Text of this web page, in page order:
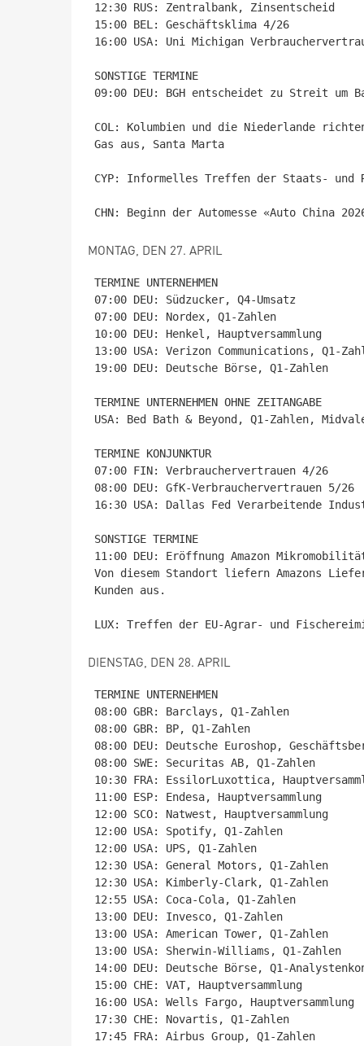
12:30 RUS: Zentralbank, Zinsentscheid
15:00 BEL: Geschäftsklima 4/26
16:00 USA: Uni Michigan
SONSTIGE TERMINE
09:00 DEU: BGH entscheidet zu Streit um
COL: Kolumbien und die Niederlande
Gas aus, Santa Marta
CYP: Informelles Treffen der Staats- und
MONTAG, DEN 27. APRIL
TERMINE UNTERNEHMEN
07:00 DEU: Südzucker, Q4-Umsatz
07:00 DEU: Nordex, Q1-Zahlen
10:00 DEU: Henkel, Hauptversammlung
13:00 USA: Verizon Communications, Q1-
19:00 DEU: Deutsche Börse, Q1-Zahlen
TERMINE UNTERNEHMEN OHNE ZEITANGABE
USA: Bed Bath & Beyond, Q1-Zahlen,
TERMINE KONJUNKTUR
07:00 FIN: Verbrauchervertrauen 4/26
08:00 DEU: GfK-Verbrauchervertrauen 5/26
16:30 USA: Dallas Fed Verarbeitende
SONSTIGE TERMINE
11:00 DEU: Eröffnung Amazon
Von diesem Standort liefern Amazons
Kunden aus.
DIENSTAG, DEN 28. APRIL
TERMINE UNTERNEHMEN
08:00 GBR: Barclays, Q1-Zahlen
08:00 GBR: BP, Q1-Zahlen
08:00 DEU: Deutsche Euroshop,
08:00 SWE: Securitas AB, Q1-Zahlen
10:30 FRA: EssilorLuxottica,
11:00 ESP: Endesa, Hauptversammlung
12:00 SCO: Natwest, Hauptversammlung
12:00 USA: Spotify, Q1-Zahlen
12:00 USA: UPS, Q1-Zahlen
12:30 USA: General Motors, Q1-Zahlen
12:30 USA: Kimberly-Clark, Q1-Zahlen
12:55 USA: Coca-Cola, Q1-Zahlen
13:00 DEU: Invesco, Q1-Zahlen
13:00 USA: American Tower, Q1-Zahlen
13:00 USA: Sherwin-Williams, Q1-Zahlen
14:00 DEU: Deutsche Börse, Q1-
15:00 CHE: VAT, Hauptversammlung
16:00 USA: Wells Fargo, Hauptversammlung
17:30 CHE: Novartis, Q1-Zahlen
17:45 FRA: Airbus Group, Q1-Zahlen